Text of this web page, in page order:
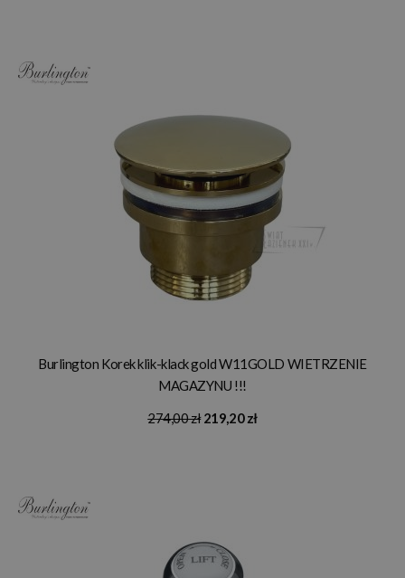
Burlington Korek klik-klack gold W11GOLD WIETRZENIE
MAGAZYNU !!!
274,00 zł 219,20 zł